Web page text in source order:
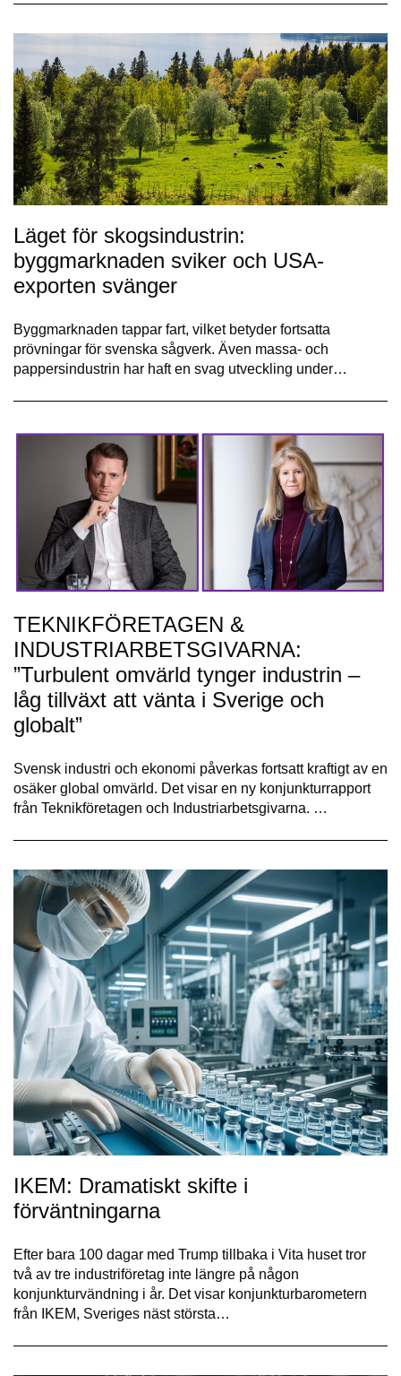
Läget för skogsindustrin:
byggmarknaden sviker och USA-
exporten svänger
Byggmarknaden tappar fart, vilket betyder fortsatta
prövningar för svenska sågverk. Även massa- och
pappersindustrin har haft en svag utveckling under…
TEKNIKFÖRETAGEN &
INDUSTRIARBETSGIVARNA:
”Turbulent omvärld tynger industrin –
låg tillväxt att vänta i Sverige och
globalt”
Svensk industri och ekonomi påverkas fortsatt kraftigt av en
osäker global omvärld. Det visar en ny konjunkturrapport
från Teknikföretagen och Industriarbetsgivarna. …
IKEM: Dramatiskt skifte i
förväntningarna
Efter bara 100 dagar med Trump tillbaka i Vita huset tror
två av tre industriföretag inte längre på någon
konjunkturvändning i år. Det visar konjunkturbarometern
från IKEM, Sveriges näst största…